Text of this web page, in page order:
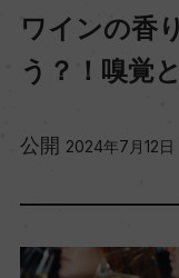
ワインの香
う？！嗅覚
公開 2024年7月12日